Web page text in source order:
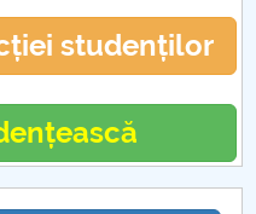
studenților